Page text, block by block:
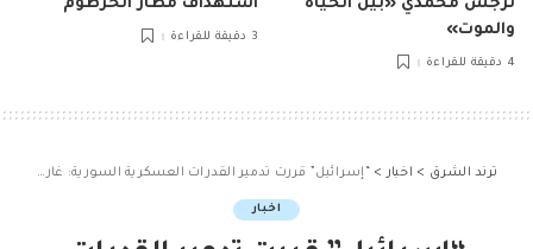
نرجس محمدي «بين الحياة
والموت»
4 دقيقة للقراءة
استهداف مطار الخرطوم
3 دقيقة للقراءة
ترند الشرق > اخبار >“إسرائيل” قررت تدمير القدرات العسكرية السورية: غارات مكثفة وتوغلات برية
اخبار